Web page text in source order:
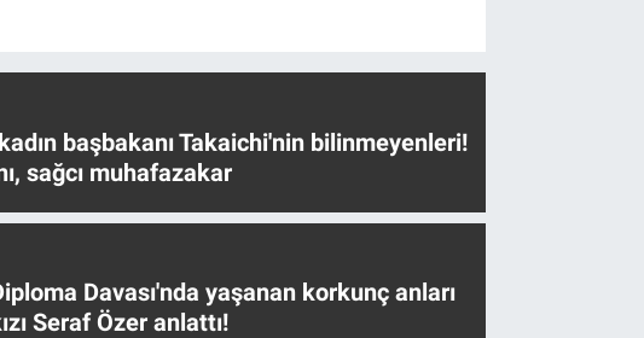
başbakanı Takaichi'nin bilinmeyenleri!
sağcı muhafazakar
Davası'nda yaşanan korkunç anları
Seraf Özer anlattı!